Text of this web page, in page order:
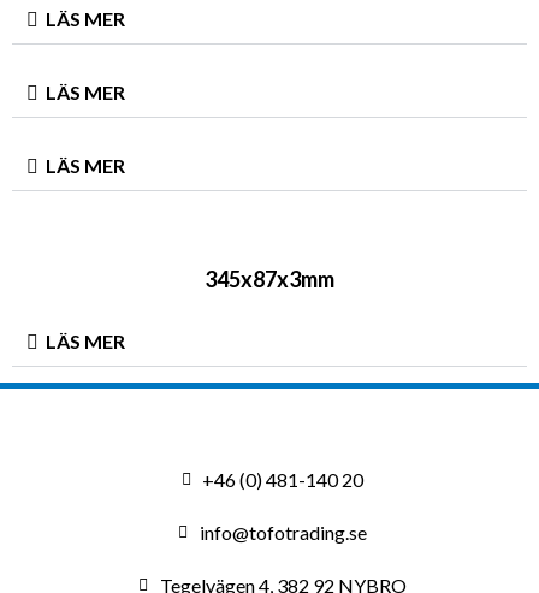
LÄS MER
LÄS MER
LÄS MER
345x87x3mm​
LÄS MER
+46 (0) 481-140 20
info@tofotrading.se
Tegelvägen 4, 382 92 NYBRO